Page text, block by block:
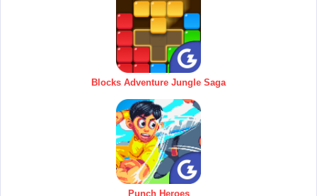
Blocks Adventure Jungle Saga
Punch Heroes